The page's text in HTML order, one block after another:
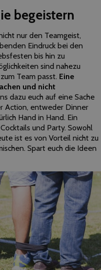
begeistern
nur den Teamgeist,
Eindruck bei den
bis hin zu
sind nahezu
Team passt. Eine
und nicht
dazu euch auf eine Sache
Action, entweder Dinner
Hand in Hand. Ein
und Party. Sowohl
ist es von Vorteil nicht zu
Spart euch die Ideen